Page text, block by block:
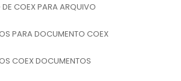
DE COEX PARA ARQUIVO
PARA DOCUMENTO COEX
COEX DOCUMENTOS